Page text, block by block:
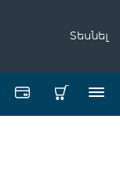
Տեսնել